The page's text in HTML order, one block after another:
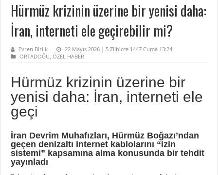
Hürmüz krizinin üzerine bir yenisi daha:
İran, interneti ele geçirebilir mi?
Evren Birlik
22 Mayıs 2026 | 5 Zilhicce 1447 Cuma 13:24
ORTADOĞU,ÖZEL HABER
Hürmüz krizinin üzerine bir
yenisi daha: İran, interneti ele
geçi
İran Devrim Muhafızları, Hürmüz Boğazı’ndan
geçen denizaltı internet kablolarını “izin
sistemi” kapsamına alma konusunda bir tehdit
yayınladı